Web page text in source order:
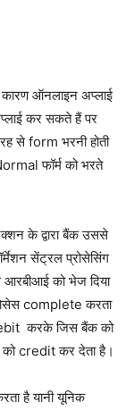
कारण ऑनलाइन अप्लाई
कर सकते हैं पर
से form भरनी होती
फॉर्म को भरते
के द्वारा बैंक उससे
सेंट्रल प्रोसेसिंग
आरबीआई को भेज दिया
complete करता
करके जिस बैंक को
credit कर देता है।
है यानी यूनिक